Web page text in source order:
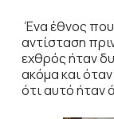
Ένα έθνος
αντίσταση
εχθρός ήταν
ακόμα και
ότι αυτό ήταν